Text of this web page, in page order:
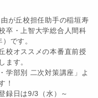
が丘校担任助手の稲垣寿
卒・上智大学総合人間科
です。
校オススメの本番直前授
ます。
学部別 二次対策講座」よ
！
録日は9/3（水）～